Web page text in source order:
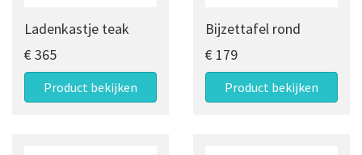
Ladenkastje teak
€ 365
Product bekijken
Bijzettafel rond
€ 179
Product bekijken